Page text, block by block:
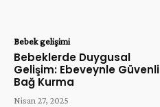
Bebek gelişimi
Bebeklerde Duygusal
Gelişim: Ebeveynle Güvenli
Bağ Kurma
Nisan 27, 2025